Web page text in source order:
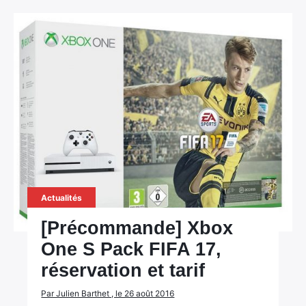
Actualités
[Précommande] Xbox
One S Pack FIFA 17,
réservation et tarif
Par Julien Barthet , le 26 août 2016